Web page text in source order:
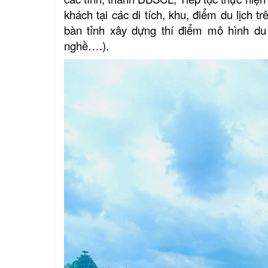
khách tại các di tích, khu, điểm du lịch
bàn tỉnh xây dựng thí điểm mô hình
nghề….).